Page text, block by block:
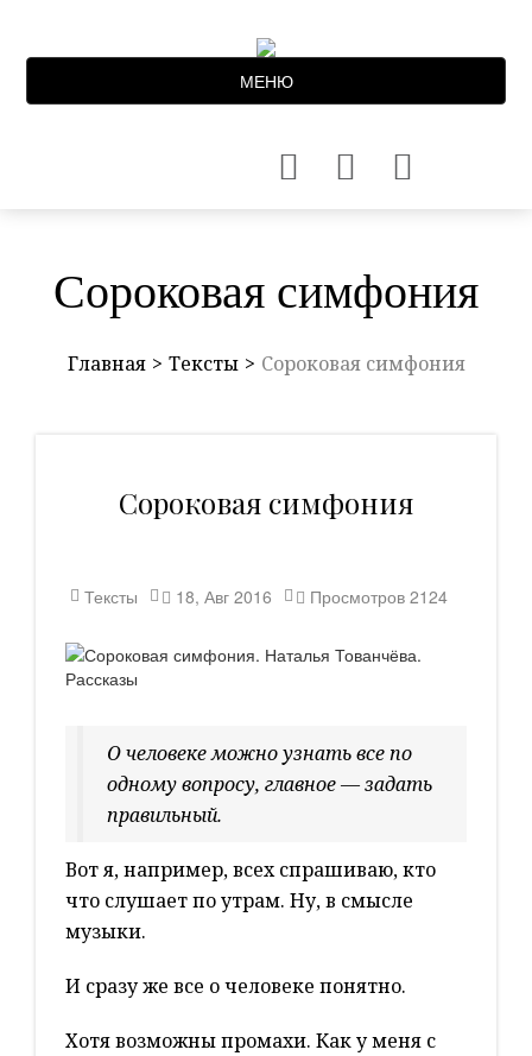
МЕНЮ
Сороковая симфония
Главная Тексты Сороковая симфония
Сороковая симфония
Тексты 18, Авг 2016 Просмотров 2124
О человеке можно узнать все по
одному вопросу, главное — задать
правильный.
Вот я, например, всех спрашиваю, кто
что слушает по утрам. Ну, в смысле
музыки.
И сразу же все о человеке понятно.
Хотя возможны промахи. Как у меня с